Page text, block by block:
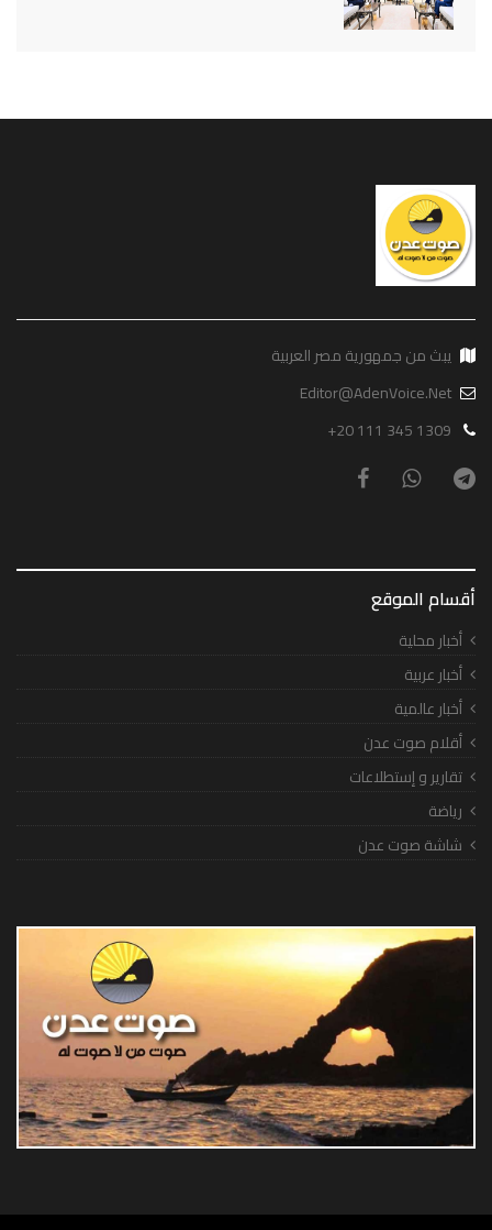
يبث من جمهورية مصر العربية
Editor@AdenVoice.Net
+20 111 345 1309
أقسام الموقع
أخبار محلية
أخبار عربية
أخبار عالمية
أقلام صوت عدن
تقارير و إستطلاعات
رياضة
شاشة صوت عدن